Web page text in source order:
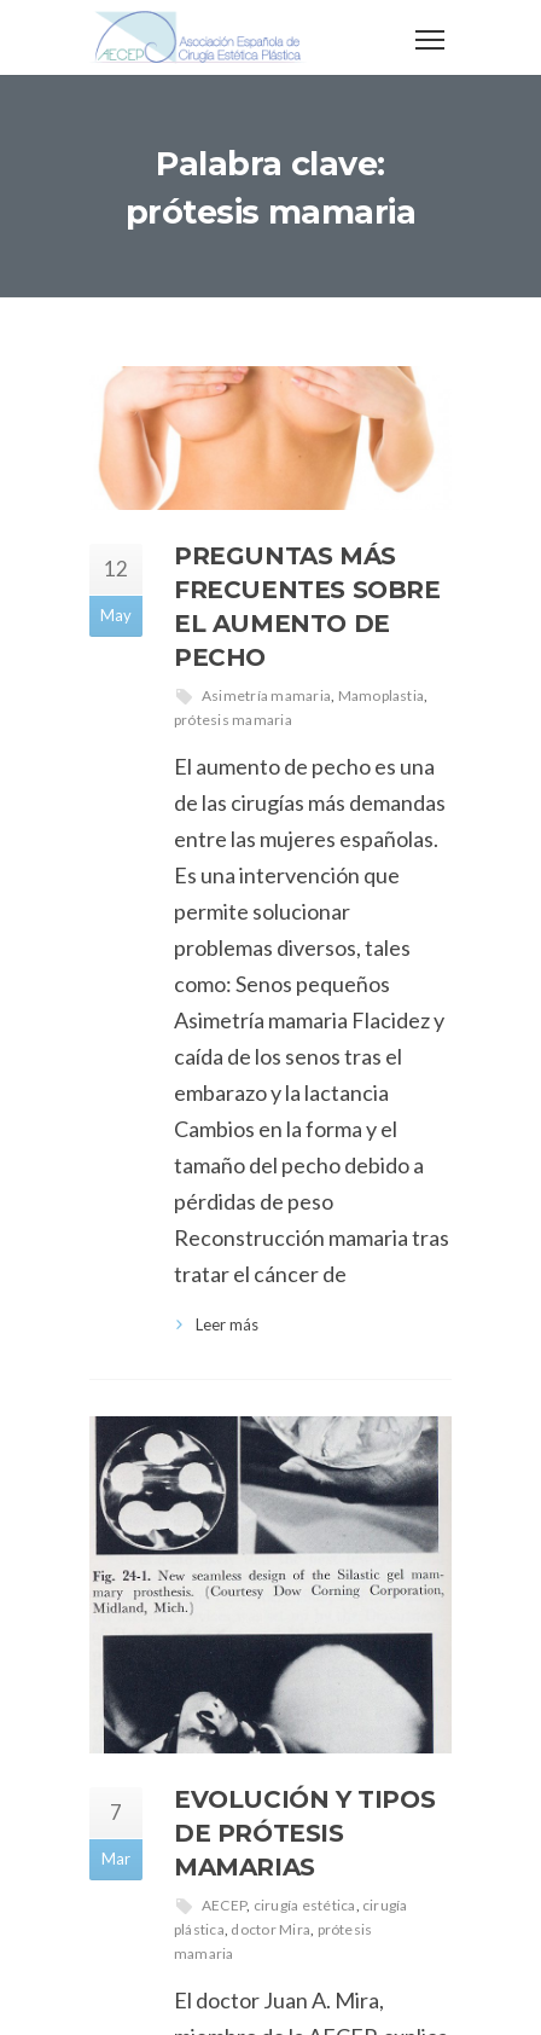
Palabra clave:
prótesis mamaria
12
May
PREGUNTAS MÁS
FRECUENTES SOBRE
EL AUMENTO DE
PECHO
Asimetría mamaria, Mamoplastia,
prótesis mamaria
El aumento de pecho es una
de las cirugías más demandas
entre las mujeres españolas.
Es una intervención que
permite solucionar
problemas diversos, tales
como: Senos pequeños
Asimetría mamaria Flacidez y
caída de los senos tras el
embarazo y la lactancia
Cambios en la forma y el
tamaño del pecho debido a
pérdidas de peso
Reconstrucción mamaria tras
tratar el cáncer de
Leer más
7
Mar
EVOLUCIÓN Y TIPOS
DE PRÓTESIS
MAMARIAS
AECEP, cirugía estética cirugía
plástica doctor Mira prótesis
mamaria
El doctor Juan A. Mira,